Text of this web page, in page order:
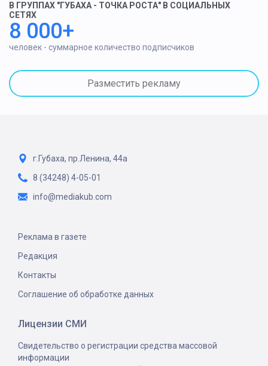
В ГРУППАХ "ГУБАХА - ТОЧКА РОСТА" В СОЦИАЛЬНЫХ
СЕТЯХ
8 000+
человек - суммарное количество подписчиков
Разместить рекламу
г.Губаха, пр.Ленина, 44а
8 (34248) 4-05-01
info@mediakub.com
Реклама в газете
Редакция
Контакты
Соглашение об обработке данных
Лицензии СМИ
Свидетельство о регистрации средства массовой
информации